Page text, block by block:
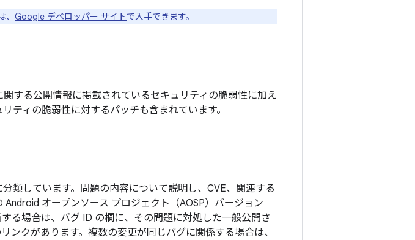
Google デベロッパー サイトで入手できます。
する公開情報に掲載されているセキュリティの脆弱性に加え
ティの脆弱性に対するパッチも含まれています。
類しています。問題の内容について説明し、CVE、関連する
Android オープンソース プロジェクト（AOSP）バージョン
る場合は、バグ ID の欄に、その問題に対処した一般公開さ
ンクがあります。複数の変更が同じバグに関係する場合は、